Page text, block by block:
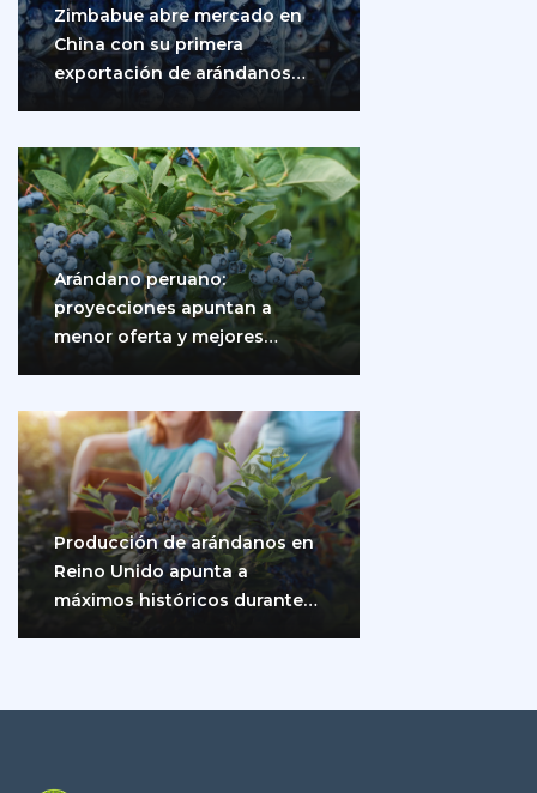
Zimbabue abre mercado en
China con su primera
exportación de arándanos
Arándano peruano:
proyecciones apuntan a
menor oferta y mejores
Producción de arándanos en
Reino Unido apunta a
máximos históricos durante